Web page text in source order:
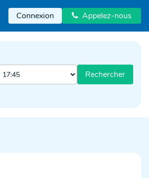
Connexion  Appelez-nous
Rechercher